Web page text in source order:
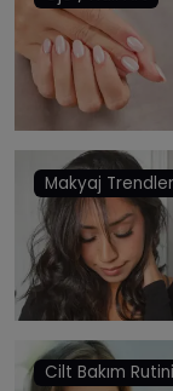
Makyaj
Cilt Bakım Rutini